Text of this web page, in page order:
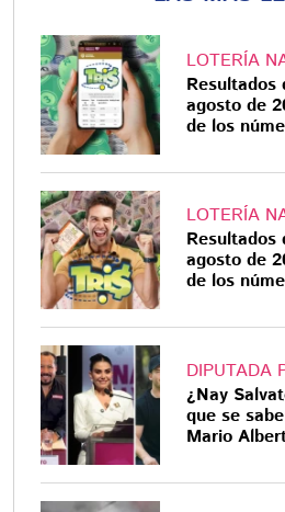
LOTERÍA
Resultados
agosto de
de los
LOTERÍA
Resultados
agosto de
de los
DIPUTADA
¿Nay
que se
Mario